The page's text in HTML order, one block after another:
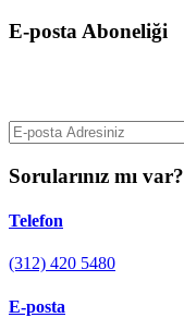
E-posta Aboneliği
Sorularınız mı var?
Telefon
(312) 420 5480
E-posta